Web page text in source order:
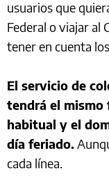
usuarios que
Federal o viajar al
tener en cuenta
El servicio de
tendrá el mismo
habitual y el
día feriado.
cada línea.